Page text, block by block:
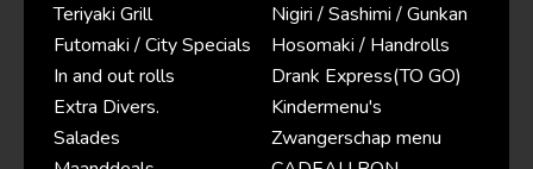
Teriyaki Grill
Nigiri / Sashimi / Gunkan
Futomaki / City Specials
Hosomaki / Handrolls
In and out rolls
Drank Express(TO GO)
Extra Divers.
Kindermenu's
Salades
Zwangerschap menu